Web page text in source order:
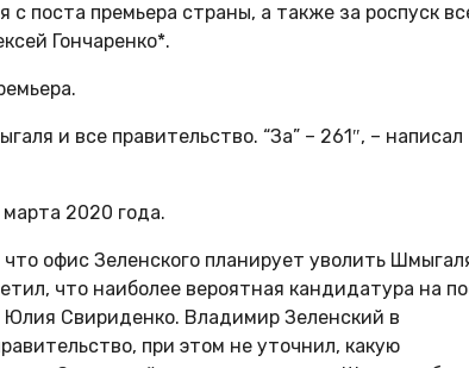
поста премьера страны, а также за роспуск
Гончаренко*.
и все правительство. “За” – 261″, – написал
2020 года.
офис Зеленского планирует уволить
что наиболее вероятная кандидатура на
Свириденко. Владимир Зеленский в
при этом не уточнил, какую